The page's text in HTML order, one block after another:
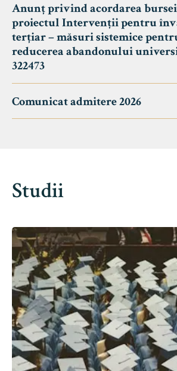
Anunț privind acordarea
proiectul Intervenții pentru
terțiar – măsuri sistemice
reducerea abandonului
322473
Comunicat admitere 2026
Studii